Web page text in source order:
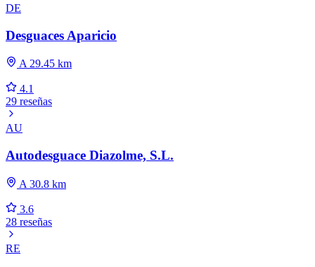
DE
Desguaces Aparicio
A 29.45 km
4.1
29 reseñas
AU
Autodesguace Diazolme, S.L.
A 30.8 km
3.6
28 reseñas
RE